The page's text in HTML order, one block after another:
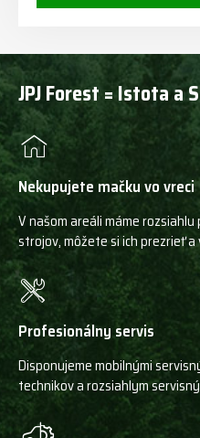
JPJ Forest = Istota a
Nekupujete mačku vo vreci
V našom areáli máme
strojov, môžete si ich prezrieť
Profesionálny servis
Disponujeme mobilnými
technikov a rozsiahlym